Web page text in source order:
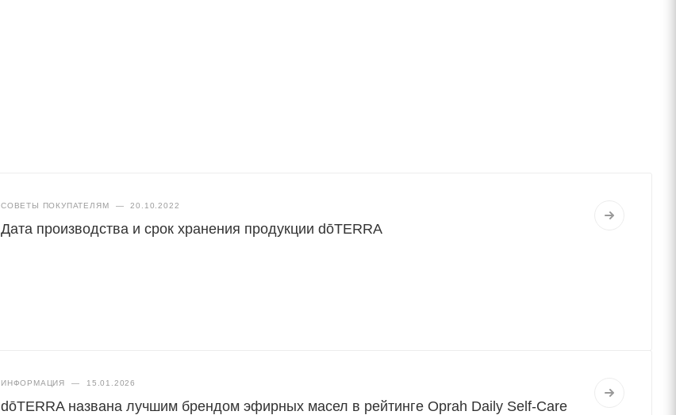
СОВЕТЫ ПОКУПАТЕЛЯМ — 20.10.2022
Дата производства и срок хранения продукции dōTERRA
ИНФОРМАЦИЯ — 15.01.2026
dōTERRA названа лучшим брендом эфирных масел в рейтинге Oprah Daily Self-Care